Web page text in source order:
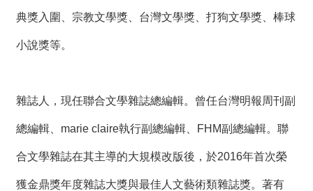
典獎入圍、宗教文學獎、台灣文學獎、打狗文學獎、棒球
小說獎等。
雜誌人，現任聯合文學雜誌總編輯。曾任台灣明報周刊副
總編輯、marie claire執行副總編輯、FHM副總編輯。聯
合文學雜誌在其主導的大規模改版後，於2016年首次榮
獲金鼎獎年度雜誌大獎與最佳人文藝術類雜誌獎。著有